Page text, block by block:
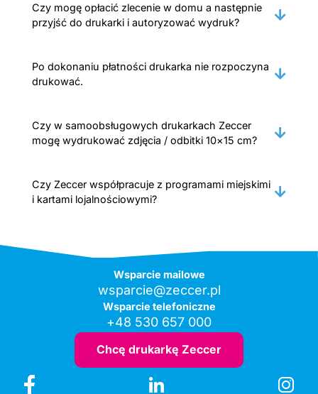
Czy mogę opłacić zlecenie w domu a następnie
przyjść do drukarki i autoryzować wydruk?
Po dokonaniu płatności drukarka nie rozpoczyna
drukować.
Czy w samoobsługowych drukarkach Zeccer
mogę wydrukować zdjęcia / odbitki 10×15 cm?
Czy Zeccer współpracuje z programami miejskimi
i kartami lojalnościowymi?
Wsparcie mailowe
wsparcie@zeccer.pl
Wsparcie telefoniczne
+48 530 657 000
Chcę drukarkę Zeccer